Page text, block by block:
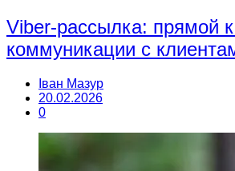
Viber-рассылка: прямой
коммуникации с
Іван Мазур
20.02.2026
0